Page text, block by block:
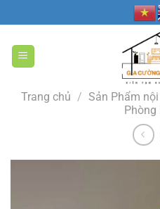
qua
nội
dung
Trang chủ / Sản Phẩm
Phòng